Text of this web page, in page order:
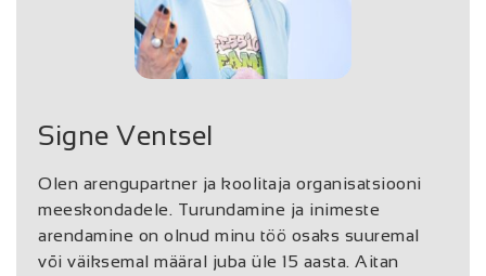
Signe Ventsel
Olen arengupartner ja koolitaja organisatsiooni
meeskondadele. Turundamine ja inimeste
arendamine on olnud minu töö osaks suuremal
või väiksemal määral juba üle 15 aasta. Aitan